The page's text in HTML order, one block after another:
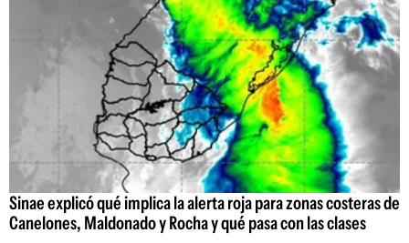
Sinae explicó qué implica la alerta roja para zonas costeras de
Canelones, Maldonado y Rocha y qué pasa con las clases